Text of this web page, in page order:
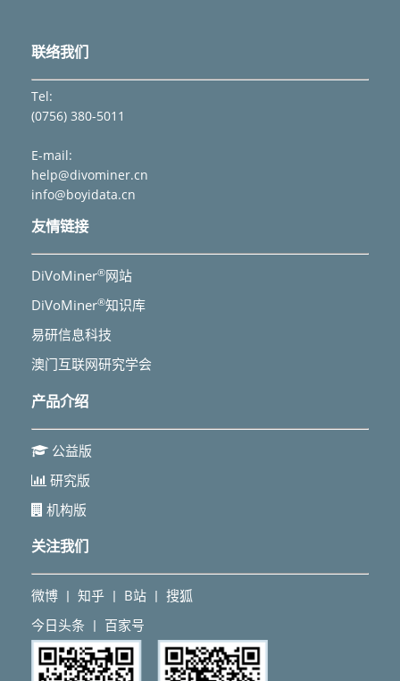
联络我们
Tel:
(0756) 380-5011
E-mail:
help@divominer.cn
info@boyidata.cn
友情链接
DiVoMiner®网站
DiVoMiner®知识库
易研信息科技
澳门互联网研究学会
产品介绍
公益版
研究版
机构版
关注我们
微博 丨 知乎 丨 B站 丨 搜狐
今日头条 丨 百家号